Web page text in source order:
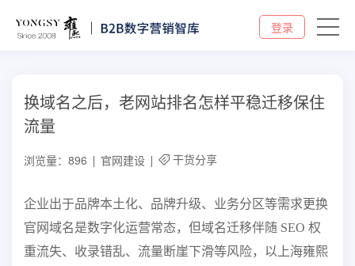
登录
换域名之后，老网站排名怎样平稳迁移保住
流量
浏览量：896 官网建设 干货分享
企业出于品牌本土化、品牌升级、业务分区等需求更换
官网域名是数字化运营常态，但域名迁移伴随 SEO 权
重流失、收录错乱、流量断崖下滑等风险，以上海雍熙